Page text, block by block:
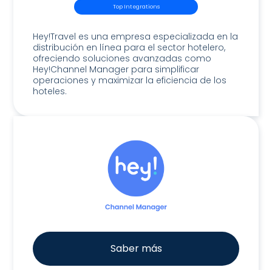
Top Integrations
Hey!Travel es una empresa especializada en la
distribución en línea para el sector hotelero,
ofreciendo soluciones avanzadas como
Hey!Channel Manager para simplificar
operaciones y maximizar la eficiencia de los
hoteles.
Saber más